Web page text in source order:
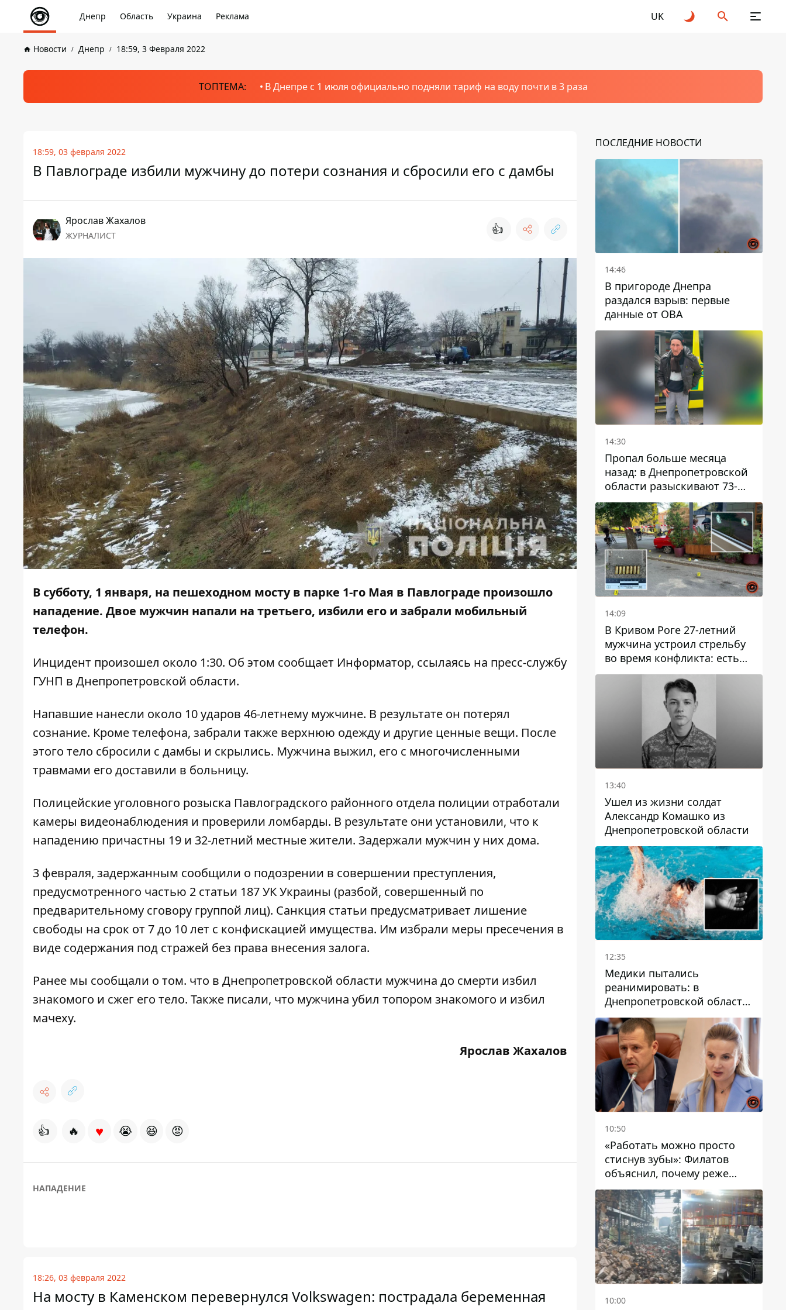
Днепр Область Украина Реклама UK
Новости Днепр 18:59, 3 Февраля 2022
ТОПТЕМА: В Днепре с 1 июля официально подняли тариф на воду почти в 3 раза
18:59, 03 февраля 2022
В Павлограде избили мужчину до потери сознания и сбросили его с дамбы
Ярослав Жахалов
ЖУРНАЛИСТ 👍
В субботу, 1 января, на пешеходном мосту в парке 1-го Мая в Павлограде произошло
нападение. Двое мужчин напали на третьего, избили его и забрали мобильный
телефон.
Инцидент произошел около 1:30. Об этом сообщает Информатор, ссылаясь на пресс-службу
ГУНП в Днепропетровской области.
Напавшие нанесли около 10 ударов 46-летнему мужчине. В результате он потерял
сознание. Кроме телефона, забрали также верхнюю одежду и другие ценные вещи. После
этого тело сбросили с дамбы и скрылись. Мужчина выжил, его с многочисленными
травмами его доставили в больницу.
Полицейские уголовного розыска Павлоградского районного отдела полиции отработали
камеры видеонаблюдения и проверили ломбарды. В результате они установили, что к
нападению причастны 19 и 32-летний местные жители. Задержали мужчин у них дома.
3 февраля, задержанным сообщили о подозрении в совершении преступления,
предусмотренного частью 2 статьи 187 УК Украины (разбой, совершенный по
предварительному сговору группой лиц). Санкция статьи предусматривает лишение
свободы на срок от 7 до 10 лет с конфискацией имущества. Им избрали меры пресечения в
виде содержания под стражей без права внесения залога.
Ранее мы сообщали о том. что в Днепропетровской области мужчина до смерти избил
знакомого и сжег его тело. Также писали, что мужчина убил топором знакомого и избил
мачеху.
Ярослав Жахалов
👍 🔥 ♥ 😭 😆 😡
НАПАДЕНИЕ
18:26, 03 февраля 2022
На мосту в Каменском перевернулся Volkswagen: пострадала беременная
ПОСЛЕДНИЕ НОВОСТИ
14:46
В пригороде Днепра
раздался взрыв: первые
данные от ОВА
14:30
Пропал больше месяца
назад: в Днепропетровской
области разыскивают 73-
летнего мужчину
14:09
В Кривом Роге 27-летний
мужчина устроил стрельбу
во время конфликта: есть
раненый
13:40
Ушел из жизни солдат
Александр Комашко из
Днепропетровской области
12:35
Медики пытались
реанимировать: в
Днепропетровской области
двухлетний мальчик утонул
в бассейне
10:50
«Работать можно просто
стиснув зубы»: Филатов
объяснил, почему реже
пишет в соцсетях и
раскритиковал медийность
чиновников
10:00